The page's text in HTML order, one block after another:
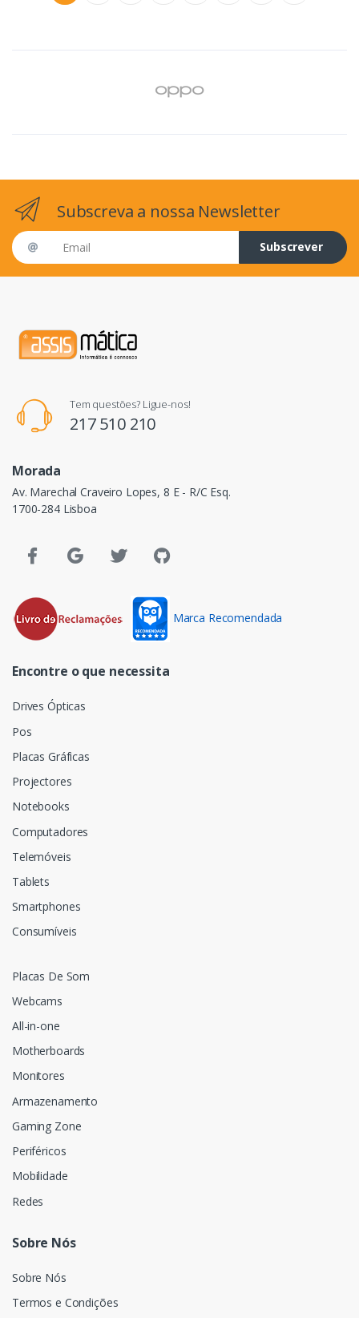
Subscreva a nossa Newsletter
Email address
Subscrever
Tem questões? Ligue-nos!
217 510 210
Morada
Av. Marechal Craveiro Lopes, 8 E - R/C Esq.
1700-284 Lisboa
Marca Recomendada
Encontre o que necessita
Drives Ópticas
Pos
Placas Gráficas
Projectores
Notebooks
Computadores
Telemóveis
Tablets
Smartphones
Consumíveis
Placas De Som
Webcams
All-in-one
Motherboards
Monitores
Armazenamento
Gaming Zone
Periféricos
Mobilidade
Redes
Sobre Nós
Sobre Nós
Termos e Condições